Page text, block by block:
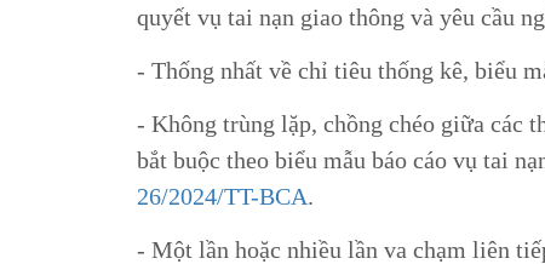
quyết vụ tai nạn giao thông và yêu cầu
- Thống nhất về chỉ tiêu thống kê, biểu
- Không trùng lặp, chồng chéo giữa các
bắt buộc theo biểu mẫu báo cáo vụ tai
26/2024/TT-BCA.
- Một lần hoặc nhiều lần va chạm liên